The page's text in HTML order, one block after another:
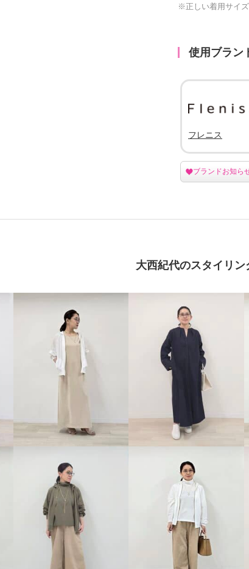
※正しい着用サイズ
使用ブラン
フレニス
ブランドお知ら
大西紀代のスタイリン